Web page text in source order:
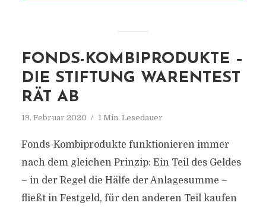
FONDS-KOMBIPRODUKTE –
DIE STIFTUNG WARENTEST
RÄT AB
19. Februar 2020 1 Min. Lesedauer
Fonds-Kombiprodukte funktionieren immer
nach dem gleichen Prinzip: Ein Teil des Geldes
– in der Regel die Hälfe der Anlagesumme –
fließt in Festgeld, für den anderen Teil kaufen